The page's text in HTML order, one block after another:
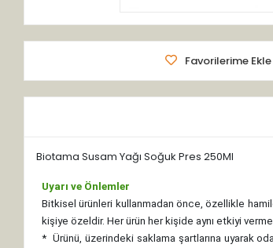
Favorilerime Ekle
Biotama Susam Yağı Soğuk Pres 250Ml
Uyarı ve Önlemler
Bitkisel ürünleri kullanmadan önce, özellikle
kişiye özeldir. Her ürün her kişide aynı etkiyi
* Ürünü, üzerindeki saklama şartlarına uyarak